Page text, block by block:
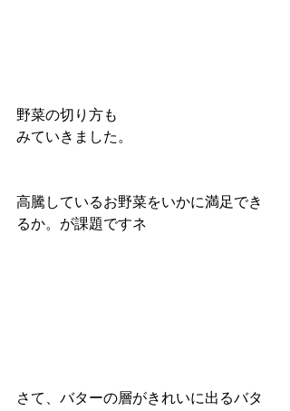
野菜の切り方も
みていきました。
高騰しているお野菜をいかに満足でき
るか。が課題ですネ
さて、バターの層がきれいに出るバタ